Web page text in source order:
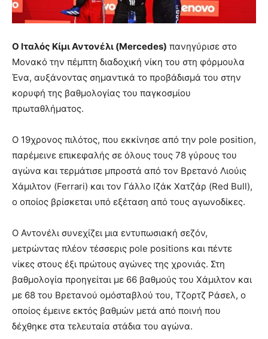
Ο Ιταλός Κίμι Αντονέλι (Mercedes) πανηγύρισε στο
Μονακό την πέμπτη διαδοχική νίκη του στη φόρμουλα
Ένα, αυξάνοντας σημαντικά το προβάδισμά του στην
κορυφή της βαθμολογίας του παγκοσμίου
πρωταθλήματος.
Ο 19χρονος πιλότος, που εκκίνησε από την pole position,
παρέμεινε επικεφαλής σε όλους τους 78 γύρους του
αγώνα και τερμάτισε μπροστά από τον Βρετανό Λιούις
Χάμιλτον (Ferrari) και τον Γάλλο Ιζάκ Χατζάρ (Red Bull),
ο οποίος βρίσκεται υπό εξέταση από τους αγωνοδίκες.
Ο Αντονέλι συνεχίζει μια εντυπωσιακή σεζόν,
μετρώντας πλέον τέσσερις pole positions και πέντε
νίκες στους έξι πρώτους αγώνες της χρονιάς. Στη
βαθμολογία προηγείται με 66 βαθμούς του Χάμιλτον και
με 68 του Βρετανού ομόσταβλού του, Τζορτζ Ράσελ, ο
οποίος έμεινε εκτός βαθμών μετά από ποινή που
δέχθηκε στα τελευταία στάδια του αγώνα.